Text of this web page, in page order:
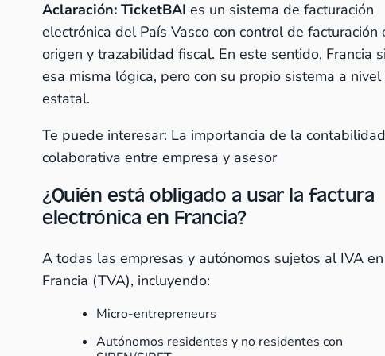
Aclaración: TicketBAIes un sistema de facturación
electrónica del País Vasco con control de facturación
origen y trazabilidad fiscal. En este sentido, Francia
esa misma lógica, pero con su propio sistema a nivel
estatal.
Te puede interesar: La importancia de la contabilidad
colaborativa entre empresa y asesor
¿Quién está obligado a usar la factura
electrónica en Francia?
A todas las empresas y autónomos sujetos al IVA en
Francia (TVA), incluyendo:
Micro-entrepreneurs
Autónomos residentes y no residentes con